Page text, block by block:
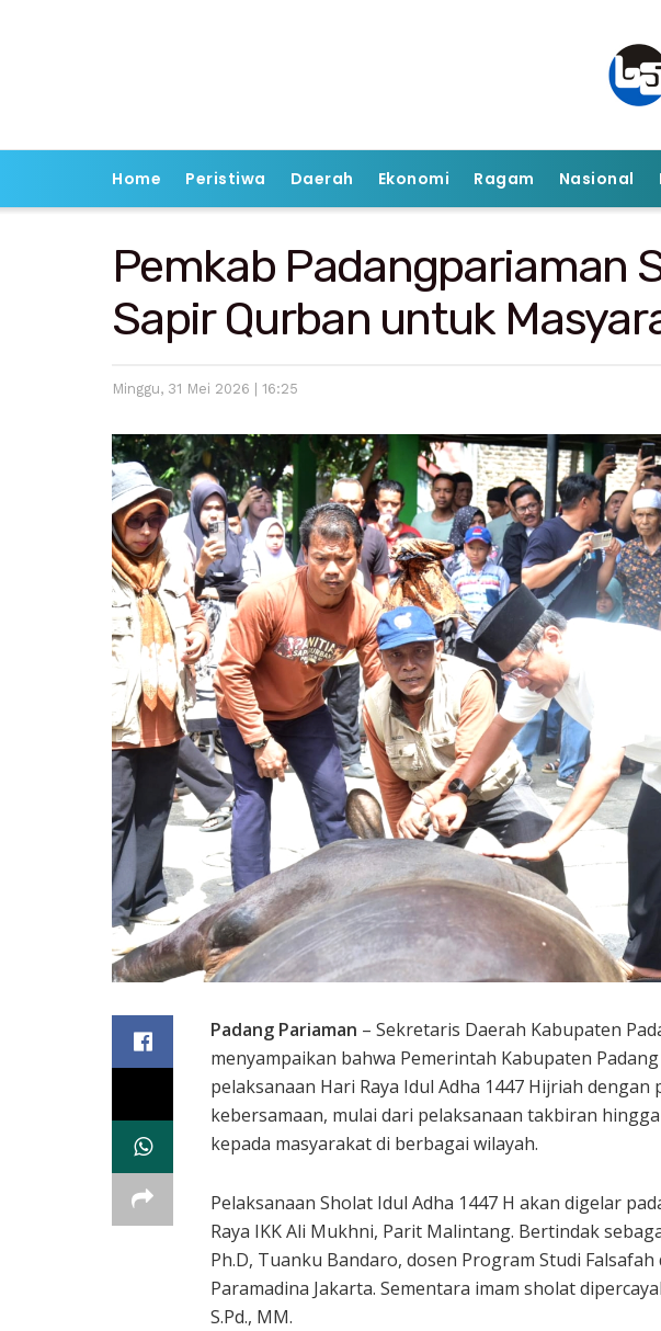
Home Peristiwa Daerah Ekonomi Ragam Nasional
Pemkab Padangpariaman
Sapir Qurban untuk
Minggu, 31 Mei 2026 | 16:25
Padang Pariaman – Sekretaris Daerah Kabupaten
menyampaikan bahwa Pemerintah Kabupaten
pelaksanaan Hari Raya Idul Adha 1447 Hijriah
kebersamaan, mulai dari pelaksanaan takbiran
kepada masyarakat di berbagai wilayah.
Pelaksanaan Sholat Idul Adha 1447 H akan digelar
Raya IKK Ali Mukhni, Parit Malintang. Bertindak
Ph.D, Tuanku Bandaro, dosen Program Studi
Paramadina Jakarta. Sementara imam sholat
S.Pd., MM.